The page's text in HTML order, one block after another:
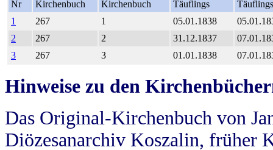
Nr
Kirchenbuch
Kirchenbuch
Täuflings
Täuflings
1
267 1 05.01.1838
2
267 2 31.12.1837
3
267 3 01.01.1838
Hinweise zu den
Das Original-Kirchenbuch von
Diözesanarchiv Koszalin, früher